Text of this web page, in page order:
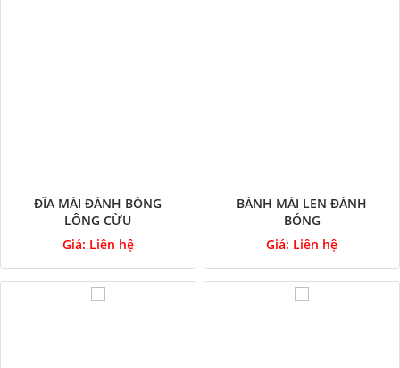
ĐĨA MÀI ĐÁNH BÓNG
LÔNG CỪU
Giá: Liên hệ
BÁNH MÀI LEN ĐÁNH
BÓNG
Giá: Liên hệ